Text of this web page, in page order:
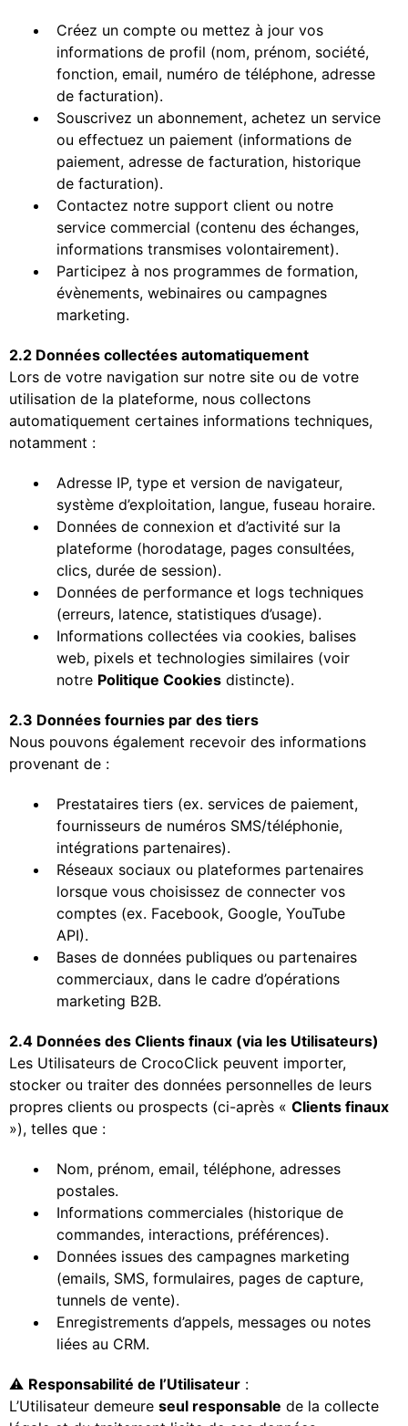
Créez un compte ou mettez à jour vos
informations de profil (nom, prénom, société,
fonction, email, numéro de téléphone, adresse
de facturation).
Souscrivez un abonnement, achetez un service
ou effectuez un paiement (informations de
paiement, adresse de facturation, historique
de facturation).
Contactez notre support client ou notre
service commercial (contenu des échanges,
informations transmises volontairement).
Participez à nos programmes de formation,
évènements, webinaires ou campagnes
marketing.
2.2 Données collectées automatiquement
Lors de votre navigation sur notre site ou de votre
utilisation de la plateforme, nous collectons
automatiquement certaines informations techniques,
notamment :
Adresse IP, type et version de navigateur,
système d’exploitation, langue, fuseau horaire.
Données de connexion et d’activité sur la
plateforme (horodatage, pages consultées,
clics, durée de session).
Données de performance et logs techniques
(erreurs, latence, statistiques d’usage).
Informations collectées via cookies, balises
web, pixels et technologies similaires (voir
notre Politique Cookies distincte).
2.3 Données fournies par des tiers
Nous pouvons également recevoir des informations
provenant de :
Prestataires tiers (ex. services de paiement,
fournisseurs de numéros SMS/téléphonie,
intégrations partenaires).
Réseaux sociaux ou plateformes partenaires
lorsque vous choisissez de connecter vos
comptes (ex. Facebook, Google, YouTube
API).
Bases de données publiques ou partenaires
commerciaux, dans le cadre d’opérations
marketing B2B.
2.4 Données des Clients finaux (via les Utilisateurs)
Les Utilisateurs de CrocoClick peuvent importer,
stocker ou traiter des données personnelles de leurs
propres clients ou prospects (ci-après « Clients finaux
»), telles que :
Nom, prénom, email, téléphone, adresses
postales.
Informations commerciales (historique de
commandes, interactions, préférences).
Données issues des campagnes marketing
(emails, SMS, formulaires, pages de capture,
tunnels de vente).
Enregistrements d’appels, messages ou notes
liées au CRM.
⚠️ Responsabilité de l’Utilisateur :
L’Utilisateur demeure seul responsable de la collecte